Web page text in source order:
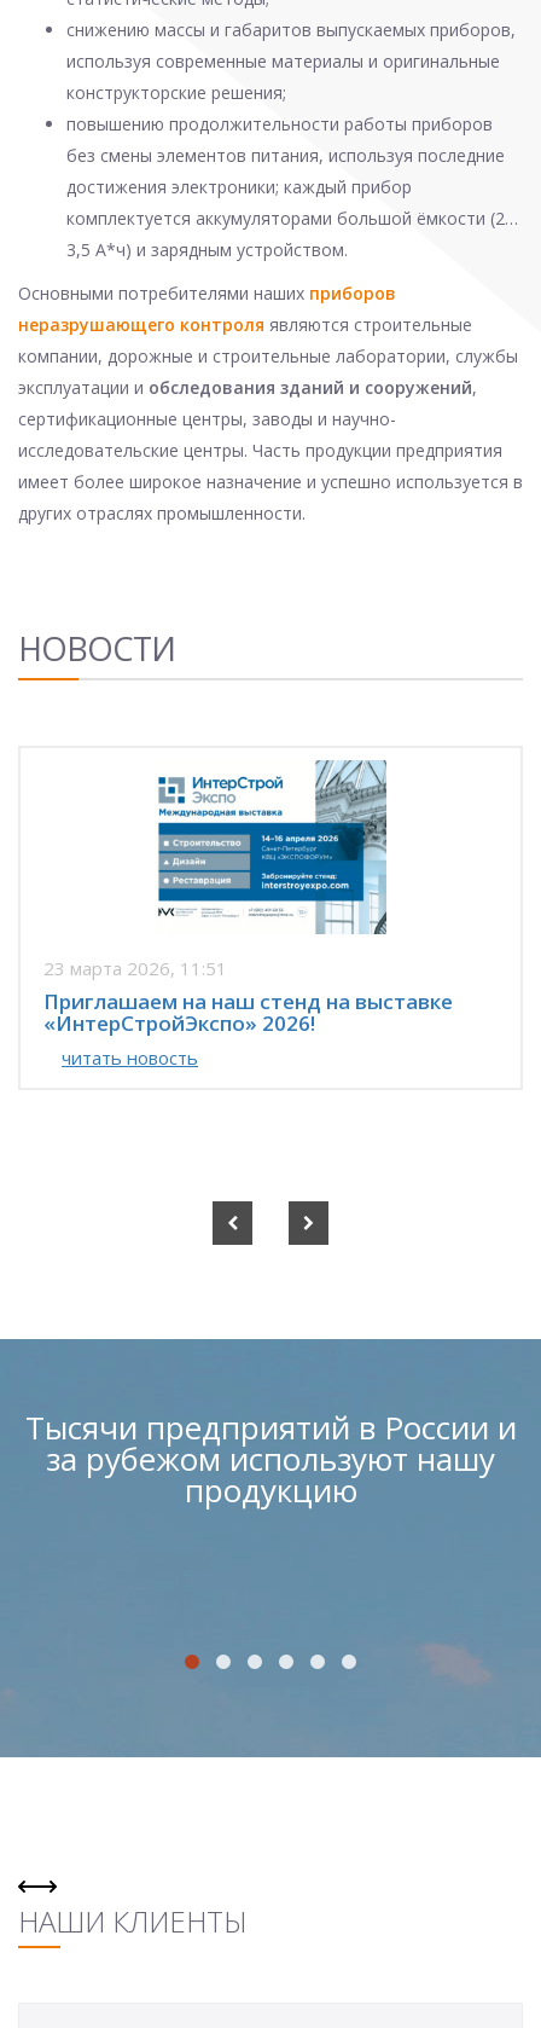
снижению массы и габаритов выпускаемых приборов,
используя современные материалы и оригинальные
конструкторские решения;
повышению продолжительности работы приборов
без смены элементов питания, используя последние
достижения электроники; каждый прибор
комплектуется аккумуляторами большой ёмкости (2…
3,5 А*ч) и зарядным устройством.
Основными потребителями наших приборов
неразрушающего контроля являются строительные
компании, дорожные и строительные лаборатории, службы
эксплуатации и обследования зданий и сооружений,
сертификационные центры, заводы и научно-
исследовательские центры. Часть продукции предприятия
имеет более широкое назначение и успешно используется в
других отраслях промышленности.
НОВОСТИ
23 марта 2026, 11:51
Приглашаем на наш стенд на выставке
«ИнтерСтройЭкспо» 2026!
читать новость
Тысячи предприятий в России и
за рубежом используют нашу
продукцию
НАШИ КЛИЕНТЫ